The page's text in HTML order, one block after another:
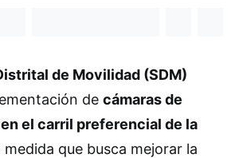
de Movilidad (SDM)
de cámaras de
el carril preferencial de la
medida que busca mejorar la